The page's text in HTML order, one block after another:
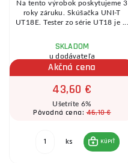
Na tento výrobok poskytujeme 3
roky záruku. Skúšačka UNI-T
UT18E. Tester zo série UT18 je ...
SKLADOM
u dodávateľa
Akčná cena
43,60 €
Ušetríte 6%
Pôvodná cena:46,10 €
ks KÚPIŤ